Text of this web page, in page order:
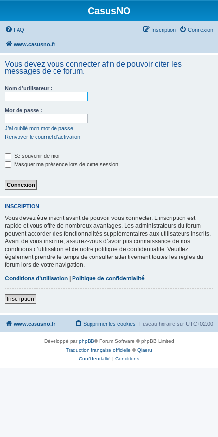
CasusNO
FAQ Connexion
Inscription
www.casusno.fr
Vous devez vous connecter afin de pouvoir citer les
messages de ce forum.
Nom d’utilisateur :
Mot de passe :
J’ai oublié mon mot de passe
Renvoyer le courriel d’activation
Se souvenir de moi
Masquer ma présence lors de cette session
INSCRIPTION
Vous devez être inscrit avant de pouvoir vous connecter. L’inscription est
rapide et vous offre de nombreux avantages. Les administrateurs du forum
peuvent accorder des fonctionnalités supplémentaires aux utilisateurs inscrits.
Avant de vous inscrire, assurez-vous d’avoir pris connaissance de nos
conditions d’utilisation et de notre politique de confidentialité. Veuillez
également prendre le temps de consulter attentivement toutes les règles du
forum lors de votre navigation.
Conditions d’utilisation | Politique de confidentialité
Inscription
www.casusno.fr Fuseau horaire sur UTC+02:00
Supprimer les cookies
Développé parphpBB® Forum Software © phpBB Limited
Traduction française officielle ©Qiaeru
Confidentialité | Conditions